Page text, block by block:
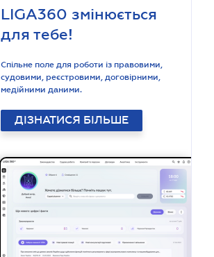
LIGA360 змінюється
для тебе!
Спільне поле для роботи із правовими,
судовими, реєстровими, договірними,
медійними даними.
ДІЗНАТИСЯ БІЛЬШЕ